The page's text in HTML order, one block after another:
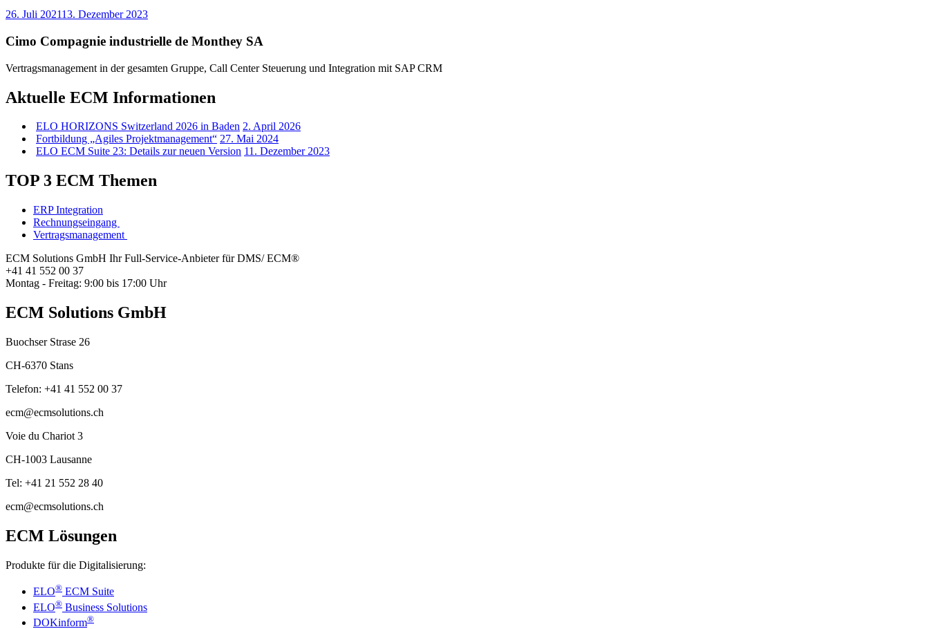
26. Juli 202113. Dezember 2023
Cimo Compagnie industrielle de Monthey SA
Vertragsmanagement in der gesamten Gruppe, Call Center Steuerung und Integration mit SAP CRM
Aktuelle ECM Informationen
ELO HORIZONS Switzerland 2026 in Baden 2. April 2026
Fortbildung „Agiles Projektmanagement“ 27. Mai 2024
ELO ECM Suite 23: Details zur neuen Version 11. Dezember 2023
TOP 3 ECM Themen
ERP Integration
Rechnungseingang
Vertragsmanagement
ECM Solutions GmbH Ihr Full-Service-Anbieter für DMS/ ECM®
+41 41 552 00 37
Montag - Freitag: 9:00 bis 17:00 Uhr
ECM Solutions GmbH
Buochser Strase 26
CH-6370 Stans
Telefon: +41 41 552 00 37
ecm@ecmsolutions.ch
Voie du Chariot 3
CH-1003 Lausanne
Tel: +41 21 552 28 40
ecm@ecmsolutions.ch
ECM Lösungen
Produkte für die Digitalisierung:
ELO® ECM Suite
ELO® Business Solutions
DOKinform®